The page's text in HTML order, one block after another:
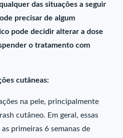
das situações a seguir
precisar de algum
pode decidir alterar a dose
o tratamento com
cutâneas:
na pele, principalmente
cutâneo. Em geral, essas
primeiras 6 semanas de